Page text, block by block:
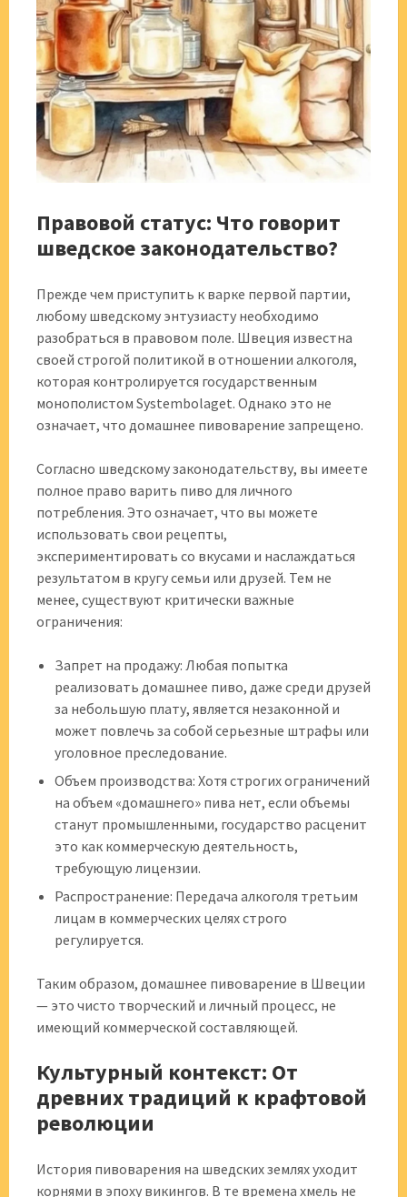
Правовой статус: Что говорит
шведское законодательство?
Прежде чем приступить к варке первой партии,
любому шведскому энтузиасту необходимо
разобраться в правовом поле. Швеция известна
своей строгой политикой в отношении алкоголя,
которая контролируется государственным
монополистом Systembolaget. Однако это не
означает, что домашнее пивоварение запрещено.
Согласно шведскому законодательству, вы имеете
полное право варить пиво для личного
потребления. Это означает, что вы можете
использовать свои рецепты,
экспериментировать со вкусами и наслаждаться
результатом в кругу семьи или друзей. Тем не
менее, существуют критически важные
ограничения:
Запрет на продажу: Любая попытка
реализовать домашнее пиво, даже среди друзей
за небольшую плату, является незаконной и
может повлечь за собой серьезные штрафы или
уголовное преследование.
Объем производства: Хотя строгих ограничений
на объем «домашнего» пива нет, если объемы
станут промышленными, государство расценит
это как коммерческую деятельность,
требующую лицензии.
Распространение: Передача алкоголя третьим
лицам в коммерческих целях строго
регулируется.
Таким образом, домашнее пивоварение в Швеции
— это чисто творческий и личный процесс, не
имеющий коммерческой составляющей.
Культурный контекст: От
древних традиций к крафтовой
революции
История пивоварения на шведских землях уходит
корнями в эпоху викингов. В те времена хмель не